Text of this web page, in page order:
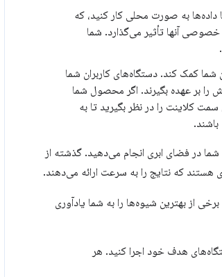
به صورت محلی کار کنید، که
آنها تأثیر می‌گذارد. شما
کمک کند. دستگاه‌های کاربران شما
را بر عهده بگیرند. اگر محصول شما
کلاینت را در نظر بگیرید تا به
در فضای ابری انجام می‌دهید. گذشته از
هستند که نتایج را به سرعت ارائه می‌دهند.
از بهترین شیوه‌ها را به شما یادآوری
هدف خود اجرا کنید. هر